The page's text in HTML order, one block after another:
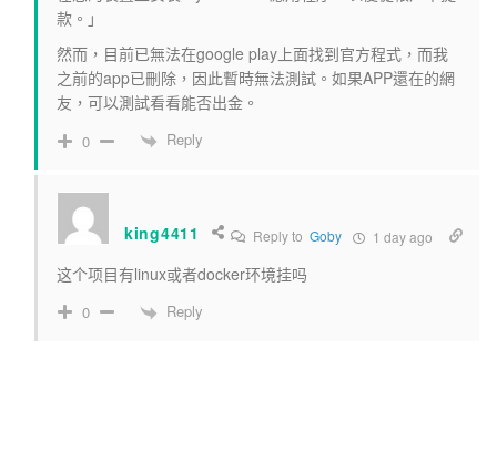
款。」
然而，目前已無法在google play上面找到官方程式，而我
之前的app已刪除，因此暫時無法測試。如果APP還在的網
友，可以測試看看能否出金。
0 Reply
king4411 Reply to Goby 1 day ago
这个项目有linux或者docker环境挂吗
0 Reply